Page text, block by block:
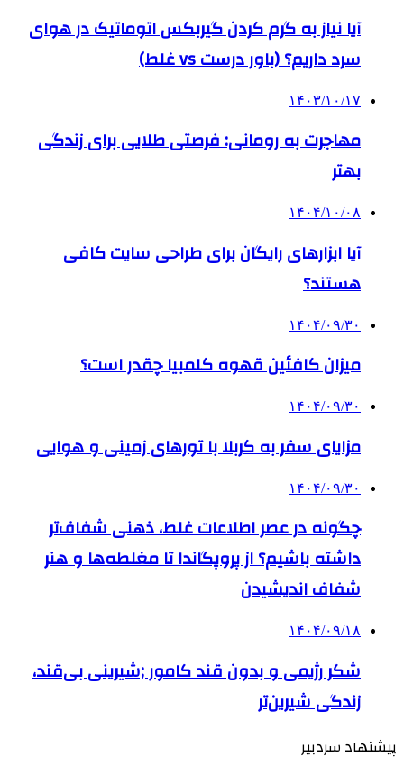
آیا نیاز به گرم کردن گیربکس اتوماتیک در هوای
سرد داریم؟ (باور درست vs غلط)
۱۴۰۳/۱۰/۱۷
مهاجرت به رومانی: فرصتی طلایی برای زندگی
بهتر
۱۴۰۴/۱۰/۰۸
آیا ابزارهای رایگان برای طراحی سایت کافی
هستند؟
۱۴۰۴/۰۹/۳۰
میزان کافئین قهوه کلمبیا چقدر است؟
۱۴۰۴/۰۹/۳۰
مزایای سفر به کربلا با تورهای زمینی و هوایی
۱۴۰۴/۰۹/۳۰
چگونه در عصر اطلاعات غلط، ذهنی شفاف‌تر
داشته باشیم؟ از پروپگاندا تا مغلطه‌ها و هنر
شفاف اندیشیدن
۱۴۰۴/۰۹/۱۸
شکر رژیمی و بدون قند کامور ;شیرینی بی‌قند،
زندگی شیرین‌تر
پیشنهاد سردبیر